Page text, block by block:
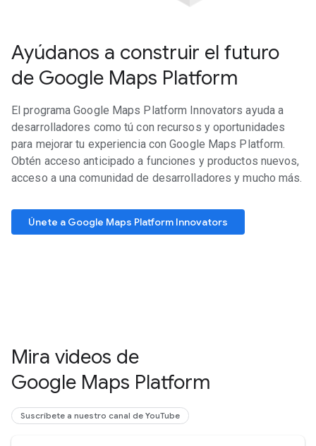
Ayúdanos a construir el futuro
de Google Maps Platform
El programa Google Maps Platform Innovators ayuda a
desarrolladores como tú con recursos y oportunidades
para mejorar tu experiencia con Google Maps Platform.
Obtén acceso anticipado a funciones y productos nuevos,
acceso a una comunidad de desarrolladores y mucho más.
Únete a Google Maps Platform Innovators
Mira videos de
Google Maps Platform
Suscríbete a nuestro canal de YouTube